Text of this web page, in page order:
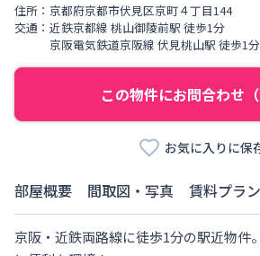
住所： 京都府京都市伏見区京町４丁目144
交通： 近鉄京都線 桃山御陵前駅 徒歩1分
京阪電気鉄道京阪線 伏見桃山駅 徒歩1分
この物件にお問合わせ（
お気に入りに保
部屋概要 間取図・写真 賃料プラン
京阪・近鉄両路線に徒歩1分の駅近物件